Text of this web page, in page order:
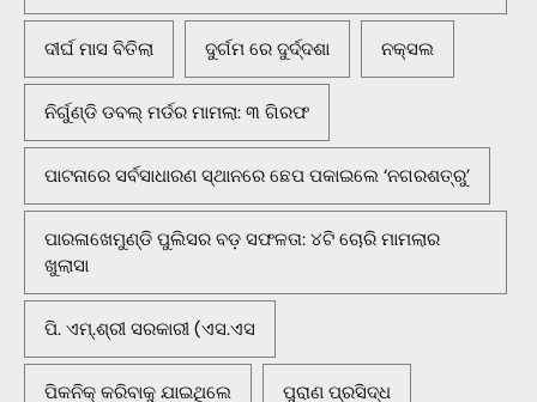
ଦୀର୍ଘ ମାସ ବିତିଲା ଦୁର୍ଗମ ରେ ଦୁର୍ଦ୍ଦଶା ନକ୍ସଲ
ନିର୍ଗୁଣ୍ଡି ଡବଲ୍ ମର୍ଡର ମାମଲା: ୩ ଗିରଫ
ପାଟନାରେ ସର୍ବସାଧାରଣ ସ୍ଥାନରେ ଛେପ ପକାଇଲେ ‘ନଗରଶତ୍ରୁ’
ପାରଳାଖେମୁଣ୍ଡି ପୁଲିସର ବଡ଼ ସଫଳତା: ୪ଟି ଚୋରି ମାମଲାର
ଖୁଲାସା
ପି. ଏମ୍.ଶ୍ରୀ ସରକାରୀ (ଏସ.ଏସ
ପିକନିକ୍‌ କରିବାକୁ ଯାଇଥିଲେ ପୁରାଣ ପ୍ରସିଦ୍ଧ